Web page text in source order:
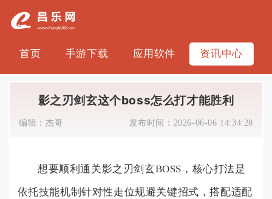
首页 手游下载 应用软件 资讯中心
影之刃剑玄这个boss怎么打才能胜利
编辑： 杰哥 发布时间： 2026-06-06 14:34:28
想要顺利通关影之刃剑玄BOSS，核心打法是
依托技能机制针对性走位规避关键招式，搭配适配